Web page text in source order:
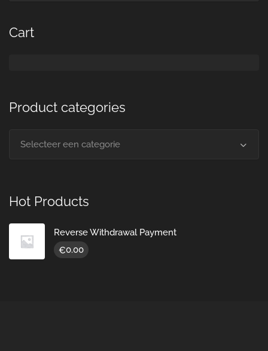
Cart
Product categories
Selecteer een categorie
Hot Products
Reverse Withdrawal Payment
€0.00